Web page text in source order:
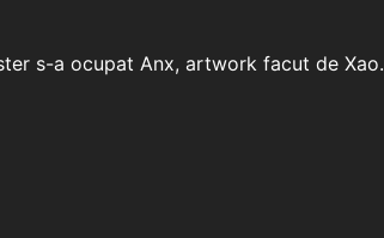
s-a ocupat Anx, artwork facut de Xao.